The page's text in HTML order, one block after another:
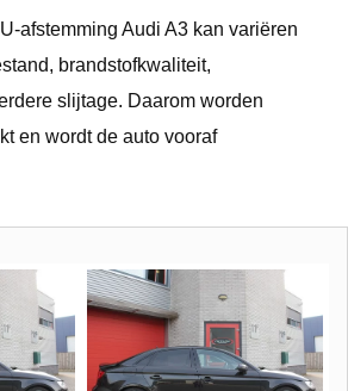
afstemming Audi A3 kan variëren
brandstofkwaliteit,
slijtage. Daarom worden
en wordt de auto vooraf